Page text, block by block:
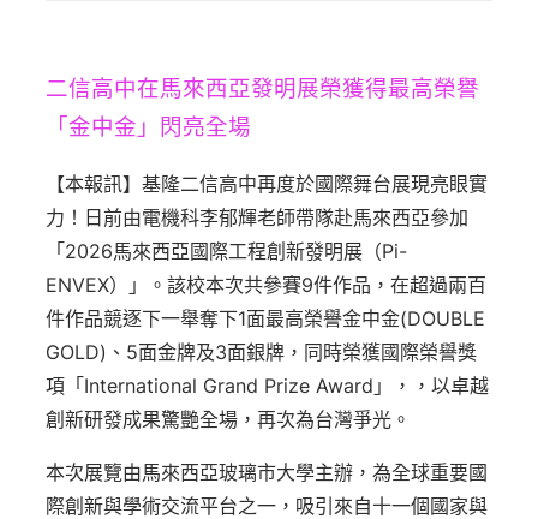
二信高中在馬來西亞發明展榮獲得最高榮譽
「金中金」閃亮全場
【本報訊】基隆二信高中再度於國際舞台展現亮眼實
力！日前由電機科李郁輝老師帶隊赴馬來西亞參加
「2026馬來西亞國際工程創新發明展（Pi-
ENVEX）」。該校本次共參賽9件作品，在超過兩百
件作品競逐下一舉奪下1面最高榮譽金中金(DOUBLE
GOLD)、5面金牌及3面銀牌，同時榮獲國際榮譽獎
項「International Grand Prize Award」，，以卓越
創新研發成果驚艷全場，再次為台灣爭光。
本次展覽由馬來西亞玻璃市大學主辦，為全球重要國
際創新與學術交流平台之一，吸引來自十一個國家與